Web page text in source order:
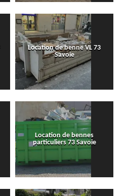
Location de benne VL 73
Savoie
Location de bennes
particuliers 73 Savoie